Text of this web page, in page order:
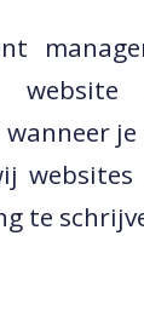
te